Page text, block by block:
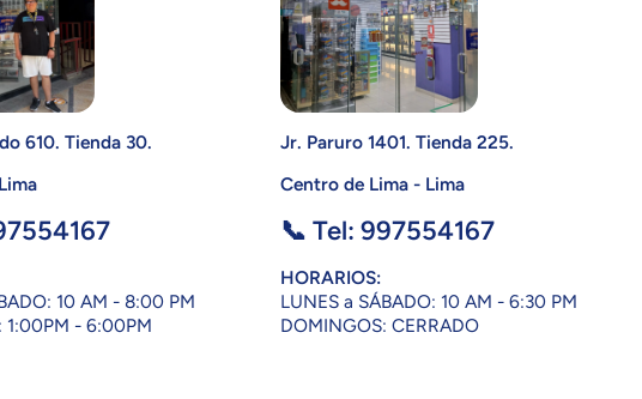
610. Tienda 30.
10 AM - 8:00 PM
1:00PM - 6:00PM
Jr. Paruro 1401. Tienda 225.
Centro de Lima - Lima
📞 Tel: 997554167
HORARIOS:
LUNES a SÁBADO: 10 AM - 6:30 PM
DOMINGOS: CERRADO